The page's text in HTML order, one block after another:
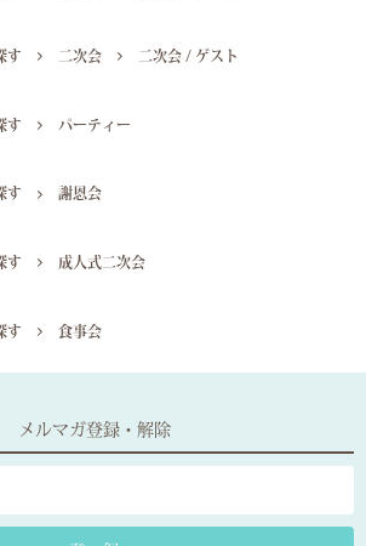
す 二次会 二次会 / ゲスト
す パーティー
す 謝恩会
す 成人式二次会
す 食事会
メルマガ登録・解除